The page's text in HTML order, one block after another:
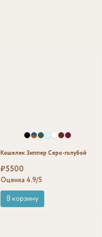
Кошелек Зиппер Серо-голубой
₽5500
Оценка 4.9/5
В корзину